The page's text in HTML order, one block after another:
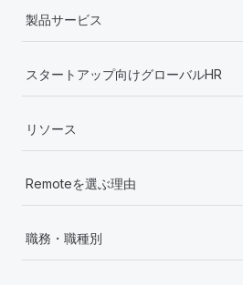
製品サービス
スタートアップ向けグローバルHR
リソース
Remoteを選ぶ理由
職務・職種別